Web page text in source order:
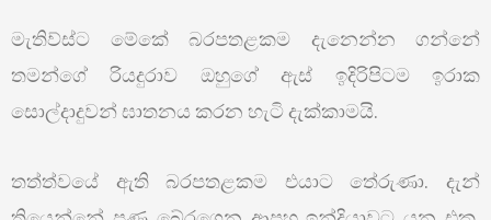
මැතිව්ස්ට මේකේ බරපතළකම දැනෙන්න ගන්නේ
තමන්ගේ රියදුරාව ඔහුගේ ඇස් ඉදිරිපිටම ඉරාක
සොල්දාදුවන් ඝාතනය කරන හැටි දැක්කාමයි.
තත්ත්වයේ ඇති බරපතළකම එයාට තේරුණා. දැන්